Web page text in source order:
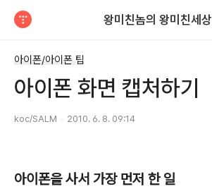
왕미친놈의 왕미친세상
아이폰/아이폰 팁
아이폰 화면 캡처하기
koc/SALM 2010. 6. 8. 09:14
아이폰을 사서 가장 먼저 한 일